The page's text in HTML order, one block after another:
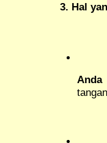
3. Hal
Anda